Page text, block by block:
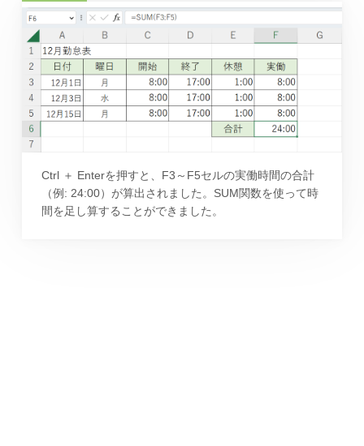
Ctrl ＋ Enterを押すと、F3～F5セルの実働時間の合計
（例: 24:00）が算出されました。SUM関数を使って時
間を足し算することができました。